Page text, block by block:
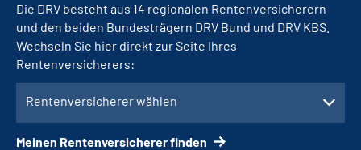
Die DRV besteht aus 14 regionalen Rentenversicherern
und den beiden Bundesträgern DRV Bund und DRV KBS.
Wechseln Sie hier direkt zur Seite Ihres
Rentenversicherers:
Rentenversicherer wählen
Meinen Rentenversicherer finden